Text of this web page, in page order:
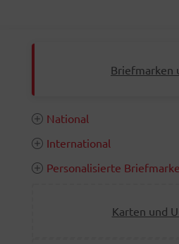
Briefmarken
National
International
Personalisierte
Karten und